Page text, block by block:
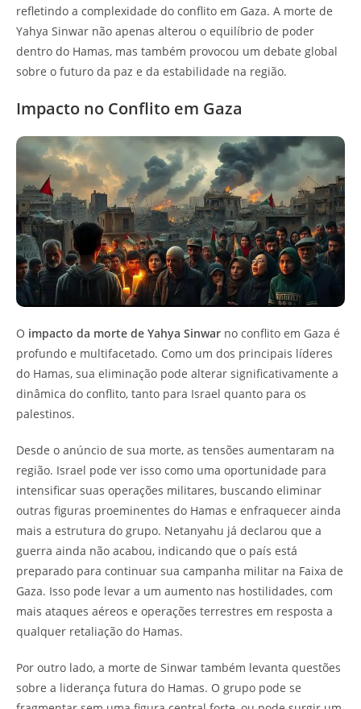
refletindo a complexidade do conflito em Gaza. A morte de
Yahya Sinwar não apenas alterou o equilíbrio de poder
dentro do Hamas, mas também provocou um debate global
sobre o futuro da paz e da estabilidade na região.
Impacto no Conflito em Gaza
O impacto da morte de Yahya Sinwar no conflito em Gaza é
profundo e multifacetado. Como um dos principais líderes
do Hamas, sua eliminação pode alterar significativamente a
dinâmica do conflito, tanto para Israel quanto para os
palestinos.
Desde o anúncio de sua morte, as tensões aumentaram na
região. Israel pode ver isso como uma oportunidade para
intensificar suas operações militares, buscando eliminar
outras figuras proeminentes do Hamas e enfraquecer ainda
mais a estrutura do grupo. Netanyahu já declarou que a
guerra ainda não acabou, indicando que o país está
preparado para continuar sua campanha militar na Faixa de
Gaza. Isso pode levar a um aumento nas hostilidades, com
mais ataques aéreos e operações terrestres em resposta a
qualquer retaliação do Hamas.
Por outro lado, a morte de Sinwar também levanta questões
sobre a liderança futura do Hamas. O grupo pode se